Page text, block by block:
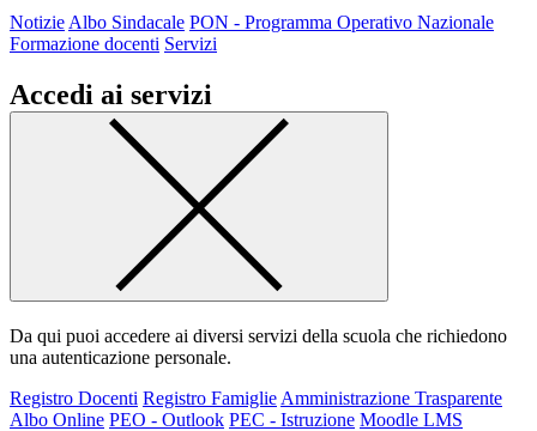
Notizie Albo Sindacale PON - Programma Operativo Nazionale
Formazione docenti Servizi
Accedi ai servizi
Da qui puoi accedere ai diversi servizi della scuola che richiedono
una autenticazione personale.
Registro Docenti Registro Famiglie Amministrazione Trasparente
Albo Online PEO - Outlook PEC - Istruzione Moodle LMS